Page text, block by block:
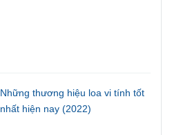
Những thương hiệu loa vi tính tốt
nhất hiện nay (2022)